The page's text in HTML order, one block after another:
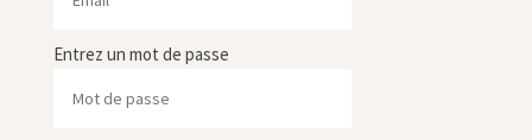
Entrez un mot de passe